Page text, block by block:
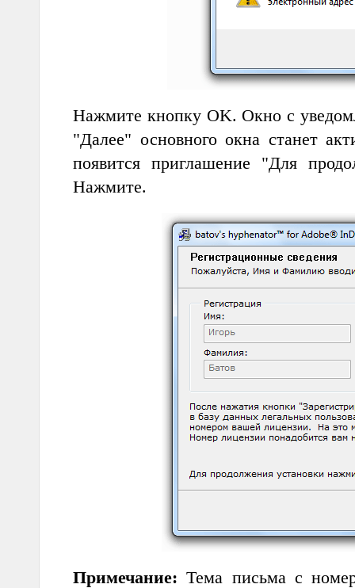
Нажмите кнопку OK. Окно с
"Далее" основного окна станет
появится приглашение "Для
Нажмите.
Примечание: Тема письма с